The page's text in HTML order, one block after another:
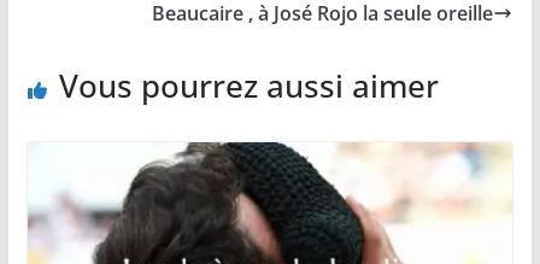
Beaucaire , à José Rojo la seule oreille
Vous pourrez aussi aimer